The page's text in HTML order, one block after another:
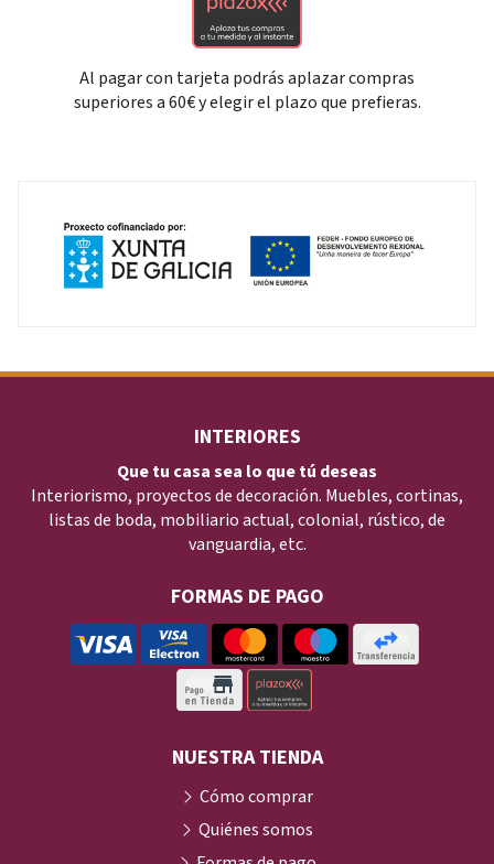
Al pagar con tarjeta podrás aplazar compras
superiores a 60€ y elegir el plazo que prefieras.
INTERIORES
Que tu casa sea lo que tú deseas
Interiorismo, proyectos de decoración. Muebles, cortinas,
listas de boda, mobiliario actual, colonial, rústico, de
vanguardia, etc.
FORMAS DE PAGO
NUESTRA TIENDA
Cómo comprar
Quiénes somos